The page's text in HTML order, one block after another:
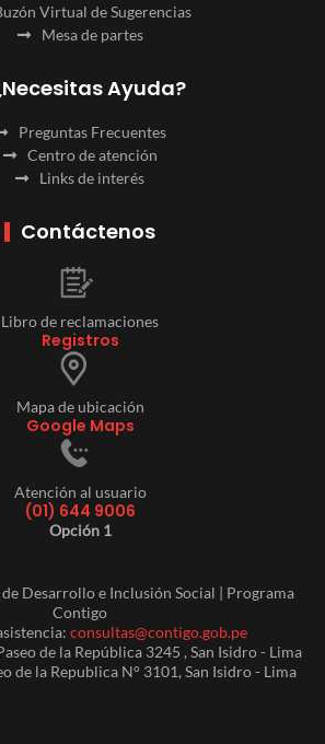
Virtual de Sugerencias
Mesa de partes
Ayuda?
Preguntas Frecuentes
Centro de atención
Links de interés
Contáctenos
Libro de reclamaciones
Registros
Mapa de ubicación
Google Maps
Atención al usuario
(01) 644 9006
Opción 1
Desarrollo e Inclusión Social | Programa
Contigo
consultas@contigo.gob.pe
de la República 3245 , San Isidro - Lima
de la Republica N° 3101, San Isidro - Lima